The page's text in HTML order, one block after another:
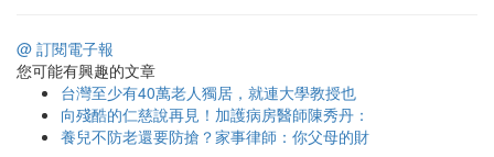
@ 訂閱電子報
您可能有興趣的文章
台灣至少有40萬老人獨居，就連大學教授也
向殘酷的仁慈說再見！加護病房醫師陳秀丹：
養兒不防老還要防搶？家事律師：你父母的財